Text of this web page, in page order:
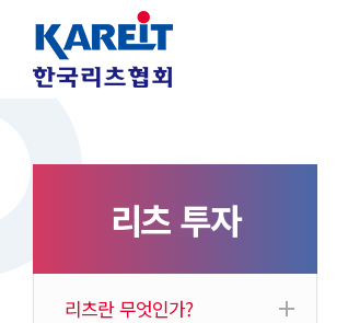
리츠 투자
리츠란 무엇인가?